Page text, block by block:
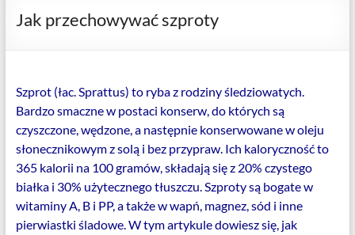
Jak przechowywać szproty
Szprot (łac. Sprattus) to ryba z rodziny śledziowatych.
Bardzo smaczne w postaci konserw, do których są
czyszczone, wędzone, a następnie konserwowane w oleju
słonecznikowym z solą i bez przypraw. Ich kaloryczność to
365 kalorii na 100 gramów, składają się z 20% czystego
białka i 30% użytecznego tłuszczu. Szproty są bogate w
witaminy A, B i PP, a także w wapń, magnez, sód i inne
pierwiastki śladowe. W tym artykule dowiesz się, jak